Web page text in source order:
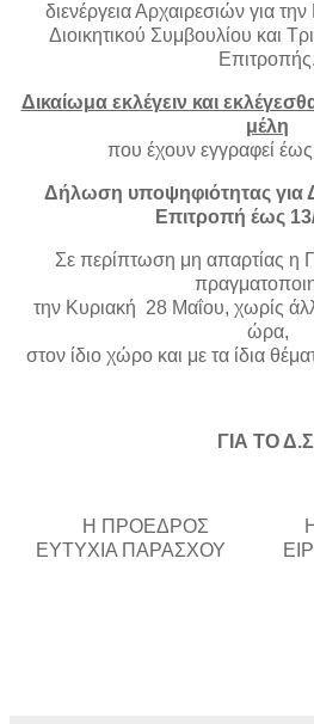
διενέργεια Αρχαιρεσιών για
Διοικητικού Συμβουλίου και
Επιτροπής.
Δικαίωμα εκλέγειν και
μέλη
που έχουν εγγραφεί
Δήλωση υποψηφιότητας για
Επιτροπή έως
Σε περίπτωση μη απαρτίας η
την Κυριακή 28 Μαΐου, χωρίς
ώρα,
στον ίδιο χώρο και με τα ίδια
ΓΙΑ ΤΟ
Η ΠΡΟΕΔΡΟΣ
ΕΥΤΥΧΙΑ ΠΑΡΑΣΧΟΥ